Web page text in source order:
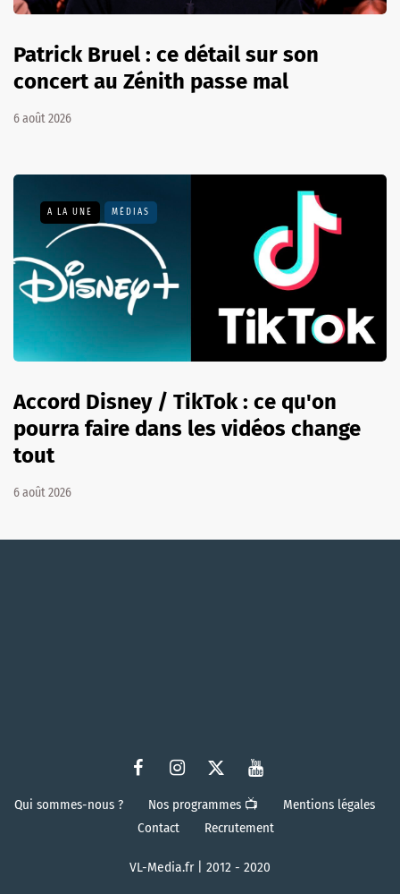
Patrick Bruel : ce détail sur son
concert au Zénith passe mal
6 août 2026
A LA UNE MÉDIAS
Accord Disney / TikTok : ce qu'on
pourra faire dans les vidéos change
tout
6 août 2026
Qui sommes-nous ? Nos programmes 📺
Mentions légales
Contact
Recrutement
VL-Media.fr | 2012 - 2020